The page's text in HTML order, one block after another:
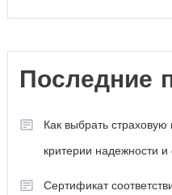
Последние
Как выбрать
критерии надежности
Сертификат